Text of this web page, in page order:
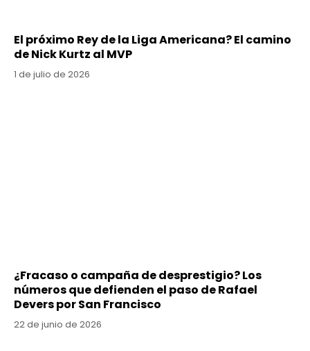
El próximo Rey de la Liga Americana? El camino
de Nick Kurtz al MVP
1 de julio de 2026
¿Fracaso o campaña de desprestigio? Los
números que defienden el paso de Rafael
Devers por San Francisco
22 de junio de 2026